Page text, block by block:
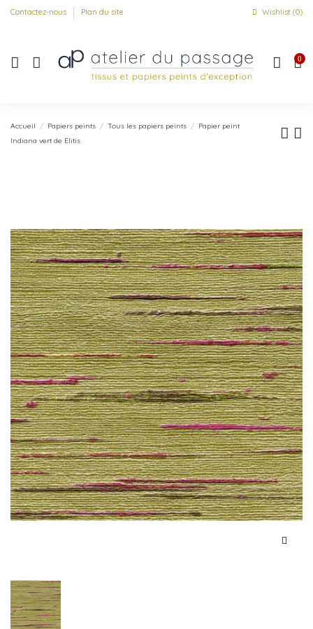
Contactez-nous Plan du site Wishlist (0)
0
Accueil Papiers peints Tous les papiers peints
Papier peint
Indiana vert de Elitis